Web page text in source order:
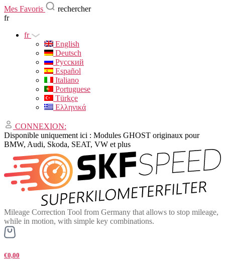
Mes Favoris
rechercher
fr
fr
English
Deutsch
Русский
Español
Italiano
Portuguese
Türkçe
Ελληνικά
CONNEXION:
Disponible uniquement ici : Modules GHOST originaux pour
BMW, Audi, Skoda, SEAT, VW et plus
Mileage Correction Tool from Germany that allows to stop mileage,
while in motion, with simple key combinations.
€0,00